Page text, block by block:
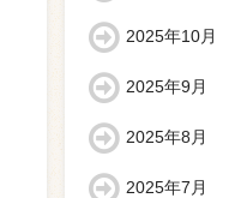
2025年10月
2025年9月
2025年8月
2025年7月